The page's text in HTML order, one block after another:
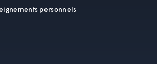
personnels